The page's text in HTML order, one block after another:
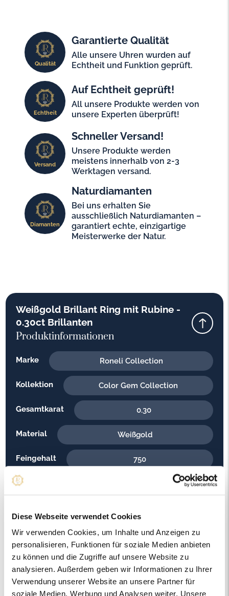
Diese Webseite verwendet Cookies
Wir verwenden Cookies, um Inhalte und Anzeigen zu
personalisieren, Funktionen für soziale Medien anbieten
zu können und die Zugriffe auf unsere Website zu
analysieren. Außerdem geben wir Informationen zu Ihrer
Verwendung unserer Website an unsere Partner für
soziale Medien, Werbung und Analysen weiter. Unsere
Qualität
Garantierte Qualität
Alle unsere Uhren wurden auf
Echtheit und Funktion geprüft.
Echtheit
Auf Echtheit geprüft!
All unsere Produkte werden von
unsere Experten überprüft!
Versand
Schneller Versand!
Unsere Produkte werden
meistens innerhalb von 2-3
Werktagen versand.
Diamanten
Naturdiamanten
Bei uns erhalten Sie
ausschließlich Naturdiamanten –
garantiert echte, einzigartige
Meisterwerke der Natur.
Weißgold Brillant Ring mit Rubine -
0.30ct Brillanten
Produktinformationen
Marke Roneli Collection
Kollektion Color Gem Collection
Gesamtkarat 0.30
Material Weißgold
Feingehalt 750
Gewicht
Steinqualität SI2
Edelsteinfarbe Rot
Ringweite in mm 53